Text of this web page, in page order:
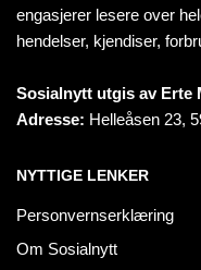
engasjerer lesere over
hendelser, kjendiser,
Sosialnytt utgis av Erte
Adresse: Helleåsen 23,
NYTTIGE LENKER
Personvernserklæring
Om Sosialnytt